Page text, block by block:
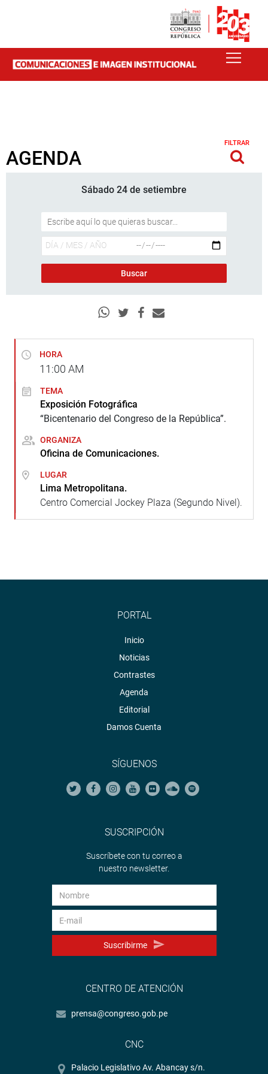
AGENDA
FILTRAR
Sábado 24 de setiembre
HORA
11:00 AM
TEMA
Exposición Fotográfica
“Bicentenario del Congreso de la República”.
ORGANIZA
Oficina de Comunicaciones.
LUGAR
Lima Metropolitana.
Centro Comercial Jockey Plaza (Segundo Nivel).
PORTAL
Inicio
Noticias
Contrastes
Agenda
Editorial
Damos Cuenta
SÍGUENOS
SUSCRIPCIÓN
Suscríbete con tu correo a
nuestro newsletter.
Suscribirme
CENTRO DE ATENCIÓN
prensa@congreso.gob.pe
CNC
Palacio Legislativo Av. Abancay s/n.